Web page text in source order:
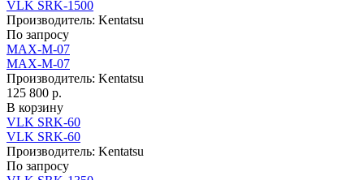
VLK SRK-1500
Производитель: Kentatsu
По запросу
MAX-M-07
MAX-M-07
Производитель: Kentatsu
125 800 р.
В корзину
VLK SRK-60
VLK SRK-60
Производитель: Kentatsu
По запросу